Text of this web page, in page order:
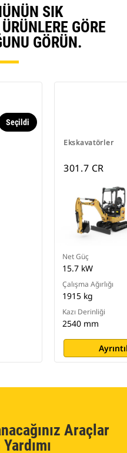
SIK
GÖRE
GÖRÜN.
Seçildi
Ekskavatörler
301.7 CR
Net Güç
15.7 kW
Çalışma Ağırlığı
1915 kg
Kazı Derinliği
2540 mm
Araçlar